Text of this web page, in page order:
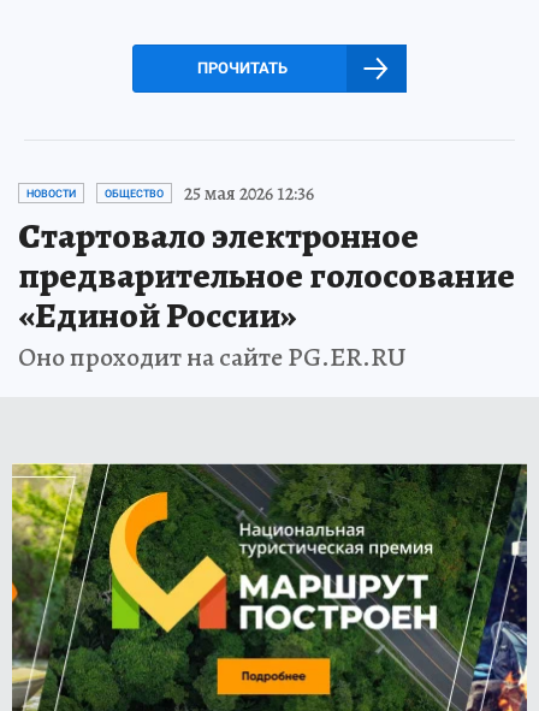
ПРОЧИТАТЬ
НОВОСТИ ОБЩЕСТВО 25 мая 2026 12:36
Стартовало электронное
предварительное голосование
«Единой России»
Оно проходит на сайте PG.ER.RU